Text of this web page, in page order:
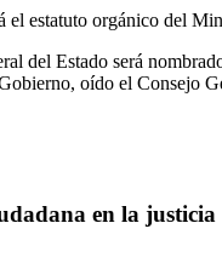
el estatuto orgánico del
del Estado será
oído el Consejo
en la justicia